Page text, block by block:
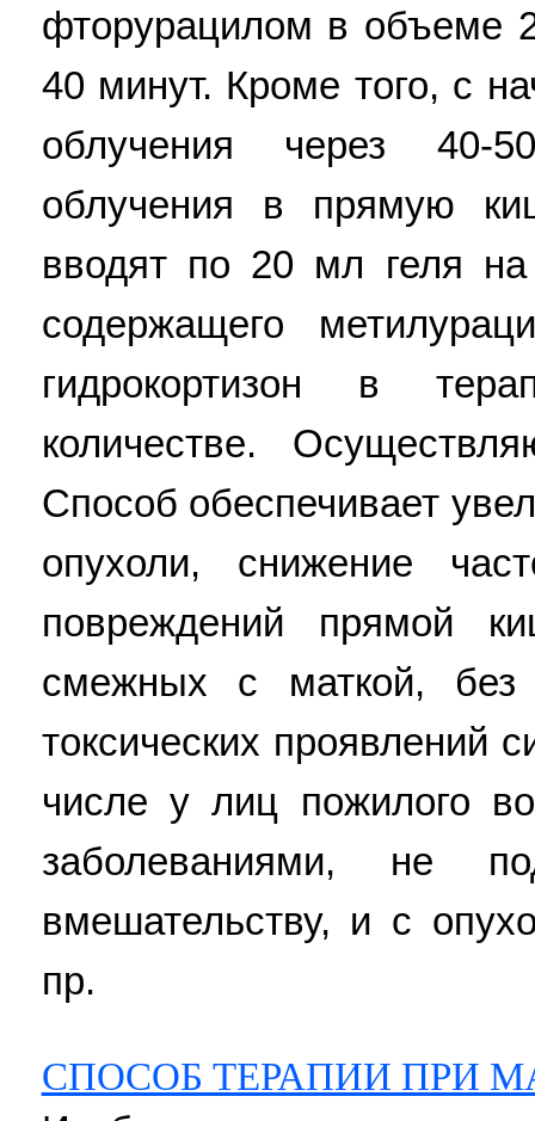
фторурацилом в объеме
40 минут. Кроме того, с
облучения через 40-
облучения в прямую
вводят по 20 мл геля на
содержащего
гидрокортизон в
количестве.
Способ обеспечивает
опухоли, снижение
повреждений прямой
смежных с маткой, без
токсических проявлений
числе у лиц пожилого
заболеваниями, не
вмешательству, и с
пр.
СПОСОБ ТЕРАПИИ ПРИ